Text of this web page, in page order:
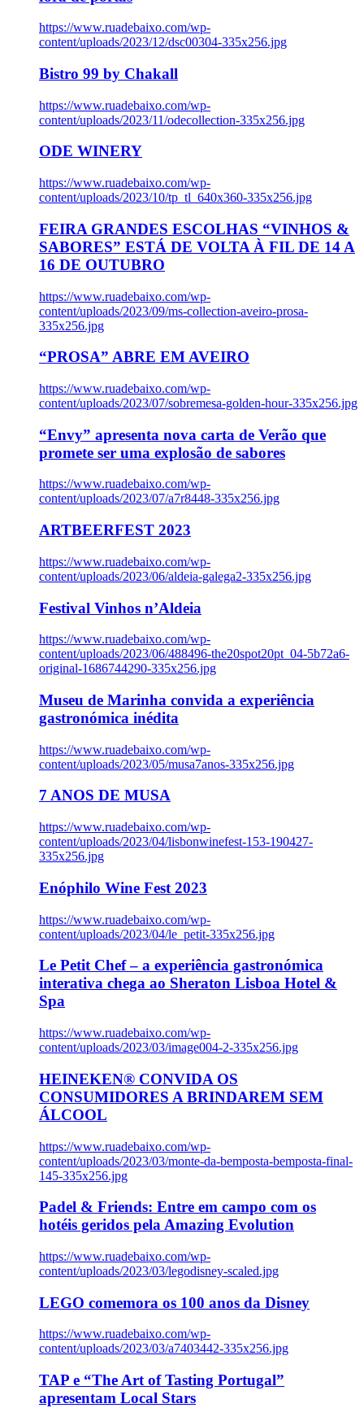
https://www.ruadebaixo.com/wp-
content/uploads/2023/12/dsc00304-335x256.jpg
Bistro 99 by Chakall
https://www.ruadebaixo.com/wp-
content/uploads/2023/11/odecollection-335x256.jpg
ODE WINERY
https://www.ruadebaixo.com/wp-
content/uploads/2023/10/tp_tl_640x360-335x256.jpg
FEIRA GRANDES ESCOLHAS “VINHOS &
SABORES” ESTÁ DE VOLTA À FIL DE 14 A
16 DE OUTUBRO
https://www.ruadebaixo.com/wp-
content/uploads/2023/09/ms-collection-aveiro-prosa-
335x256.jpg
“PROSA” ABRE EM AVEIRO
https://www.ruadebaixo.com/wp-
content/uploads/2023/07/sobremesa-golden-hour-335x256.jpg
“Envy” apresenta nova carta de Verão que
promete ser uma explosão de sabores
https://www.ruadebaixo.com/wp-
content/uploads/2023/07/a7r8448-335x256.jpg
ARTBEERFEST 2023
https://www.ruadebaixo.com/wp-
content/uploads/2023/06/aldeia-galega2-335x256.jpg
Festival Vinhos n’Aldeia
https://www.ruadebaixo.com/wp-
content/uploads/2023/06/488496-the20spot20pt_04-5b72a6-
original-1686744290-335x256.jpg
Museu de Marinha convida a experiência
gastronómica inédita
https://www.ruadebaixo.com/wp-
content/uploads/2023/05/musa7anos-335x256.jpg
7 ANOS DE MUSA
https://www.ruadebaixo.com/wp-
content/uploads/2023/04/lisbonwinefest-153-190427-
335x256.jpg
Enóphilo Wine Fest 2023
https://www.ruadebaixo.com/wp-
content/uploads/2023/04/le_petit-335x256.jpg
Le Petit Chef – a experiência gastronómica
interativa chega ao Sheraton Lisboa Hotel &
Spa
https://www.ruadebaixo.com/wp-
content/uploads/2023/03/image004-2-335x256.jpg
HEINEKEN® CONVIDA OS
CONSUMIDORES A BRINDAREM SEM
ÁLCOOL
https://www.ruadebaixo.com/wp-
content/uploads/2023/03/monte-da-bemposta-bemposta-final-
145-335x256.jpg
Padel & Friends: Entre em campo com os
hotéis geridos pela Amazing Evolution
https://www.ruadebaixo.com/wp-
content/uploads/2023/03/legodisney-scaled.jpg
LEGO comemora os 100 anos da Disney
https://www.ruadebaixo.com/wp-
content/uploads/2023/03/a7403442-335x256.jpg
TAP e “The Art of Tasting Portugal”
apresentam Local Stars